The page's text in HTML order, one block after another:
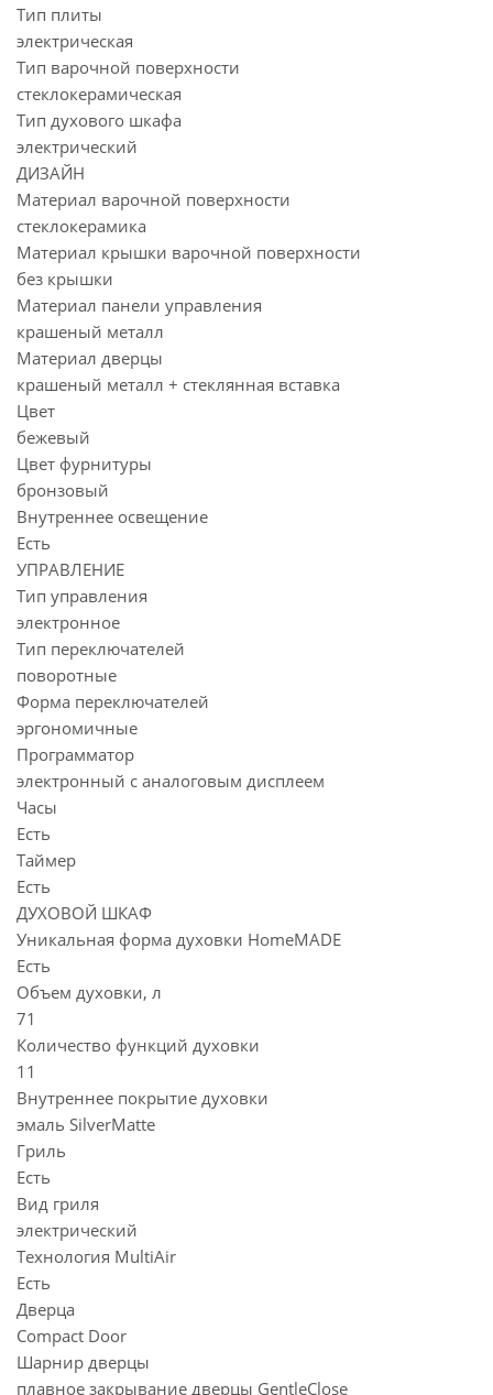
Тип плиты
электрическая
Тип варочной поверхности
стеклокерамическая
Тип духового шкафа
электрический
ДИЗАЙН
Материал варочной поверхности
стеклокерамика
Материал крышки варочной поверхности
без крышки
Материал панели управления
крашеный металл
Материал дверцы
крашеный металл + стеклянная вставка
Цвет
бежевый
Цвет фурнитуры
бронзовый
Внутреннее освещение
Есть
УПРАВЛЕНИЕ
Тип управления
электронное
Тип переключателей
поворотные
Форма переключателей
эргономичные
Программатор
электронный с аналоговым дисплеем
Часы
Есть
Таймер
Есть
ДУХОВОЙ ШКАФ
Уникальная форма духовки HomeMADE
Есть
Объем духовки, л
71
Количество функций духовки
11
Внутреннее покрытие духовки
эмаль SilverMatte
Гриль
Есть
Вид гриля
электрический
Технология MultiAir
Есть
Дверца
Compact Door
Шарнир дверцы
плавное закрывание дверцы GentleClose